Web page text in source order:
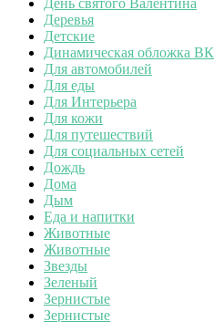
Деревья
Детские
Динамическая обложка ВК
Для автомобилей
Для еды
Для Интерьера
Для кожи
Для путешествий
Для социальных сетей
Дождь
Дома
Дым
Еда и напитки
Животные
Животные
Звезды
Зеленый
Зернистые
Зернистые